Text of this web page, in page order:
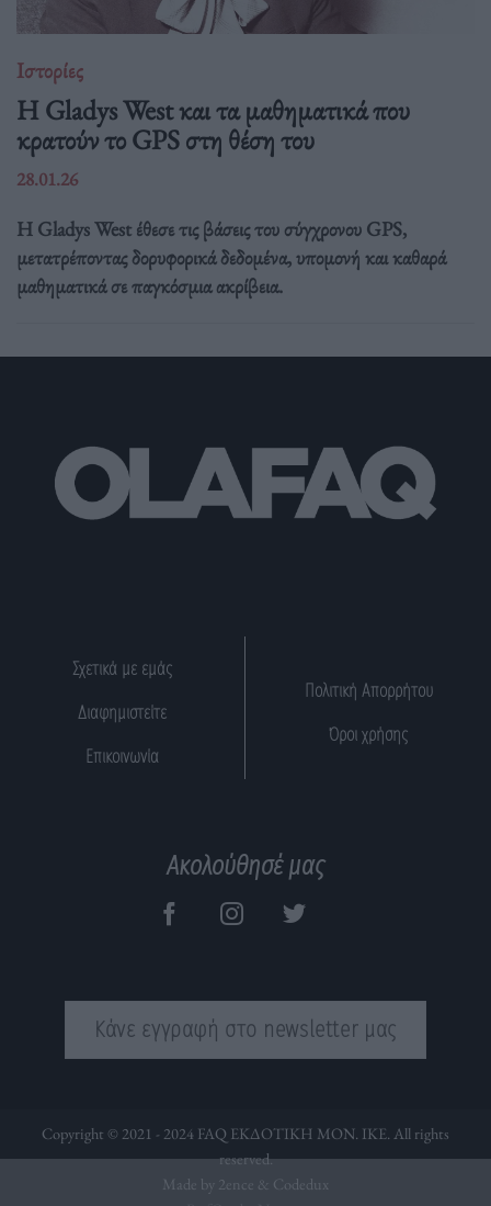
Ιστορίες
Η Gladys West και τα μαθηματικά που
κρατούν το GPS στη θέση του
28.01.26
Η Gladys West έθεσε τις βάσεις του σύγχρονου GPS,
μετατρέποντας δορυφορικά δεδομένα, υπομονή και καθαρά
μαθηματικά σε παγκόσμια ακρίβεια.
Σχετικά με εμάς
Διαφημιστείτε
Επικοινωνία
Πολιτική Απορρήτου
Όροι χρήσης
Ακολούθησέ μας
Κάνε εγγραφή στο newsletter μας
Copyright © 2021 - 2024 FAQ ΕΚΔΟΤΙΚΗ ΜΟΝ. ΙΚΕ. All rights
reserved.
Made by 2ence & Codedux